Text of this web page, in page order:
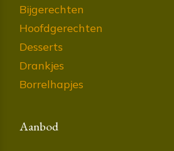
Bijgerechten
Hoofdgerechten
Desserts
Drankjes
Borrelhapjes
Aanbod